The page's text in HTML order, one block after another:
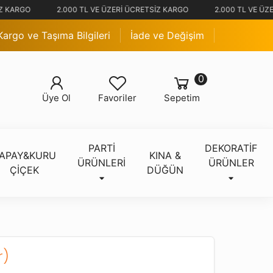
2.000 TL VE ÜZERİ ÜCRETSİZ KARGO 2.000 TL VE
ve Taşıma Bilgileri İade ve Değişim
Sepetim
0
Favoriler
Üye Ol
ÇİÇEK
PARTİ
ÜRÜNLERİ
KINA &
DÜĞÜN
DEKORATİF
ÜRÜNLER